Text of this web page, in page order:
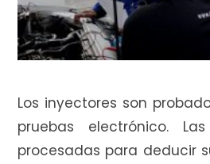
Los inyectores son
pruebas electrónico.
procesadas para deducir